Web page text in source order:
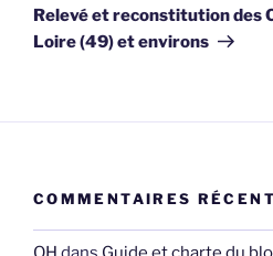
suivant
Relevé et reconstitution des
Loire (49) et environs
COMMENTAIRES